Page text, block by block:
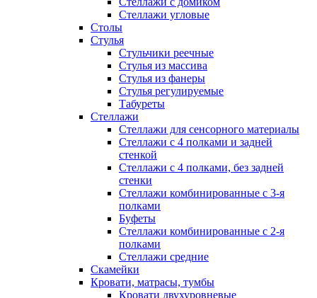
Стеллажи угловые
Столы
Стулья
Стульчики реечные
Стулья из массива
Стулья из фанеры
Стулья регулируемые
Табуреты
Стеллажи
Стеллажи для сенсорного материалы
Стеллажи с 4 полками и задней
стенкой
Стеллажи с 4 полками, без задней
стенки
Стеллажи комбинированные с 3-я
полками
Буфеты
Стеллажи комбинированные с 2-я
полками
Стеллажи средние
Скамейки
Кровати, матрасы, тумбы
Кровати двухуровневые